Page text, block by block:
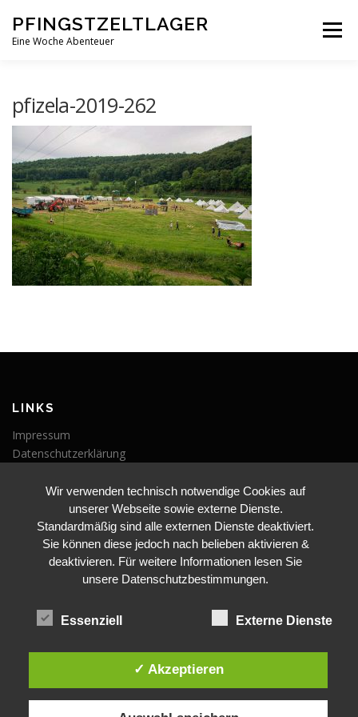
Inhalt
springen
PFINGSTZELTLAGER
Eine Woche Abenteuer
Menü
PFINGSTZELTLAGER VERANSTALTUNGEN
pfizela-2019-262
LINKS
Impressum
Datenschutzerklärung
VERANSTALTUNGEN
Veranstaltungen
Wir verwenden technisch notwendige Cookies auf
unserer Webseite sowie externe Dienste.
Standardmäßig sind alle externen Dienste deaktiviert.
Sie können diese jedoch nach belieben aktivieren &
deaktivieren. Für weitere Informationen lesen Sie
unsere Datenschutzbestimmungen.
Essenziell Externe Dienste
✓ Akzeptieren